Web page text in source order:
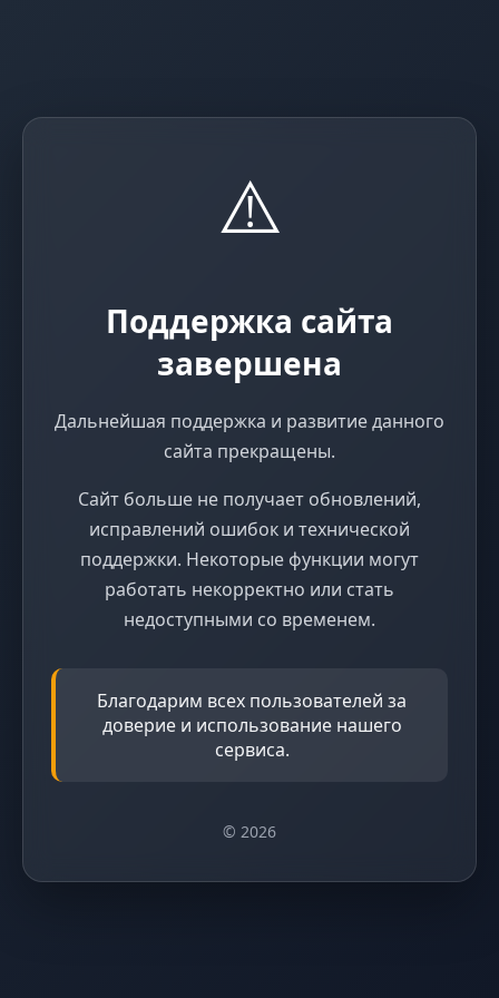
⚠️
Поддержка сайта
завершена
Дальнейшая поддержка и развитие данного
сайта прекращены.
Сайт больше не получает обновлений,
исправлений ошибок и технической
поддержки. Некоторые функции могут
работать некорректно или стать
недоступными со временем.
Благодарим всех пользователей за
доверие и использование нашего
сервиса.
© 2026